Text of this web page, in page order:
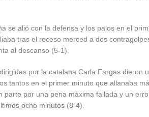
se alió con la defensa y los palos en el
tras el receso merced a dos
al descanso (5-1).
por la catalana Carla Fargas dieron
tantos en el primer minuto que allanaba
parte por una pena máxima fallada y un
ocho minutos (8-4).